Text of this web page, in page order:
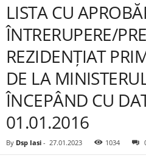
LISTA CU
ÎNTRERUPERE/
REZIDENȚIAT
DE LA
ÎNCEPÂND CU
01.01.2016
By Dsp Iasi - 27.01.2023 1034